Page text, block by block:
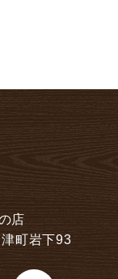
店
町岩下93